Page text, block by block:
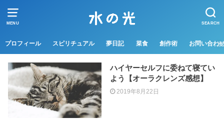
MENU SEARCH
プロフィール スピリチュアル 夢日記 菜食 創作術 お問い合わ
ハイヤーセルフに委ねて寝てい
よう【オーラクレンズ感想】
2019年8月22日